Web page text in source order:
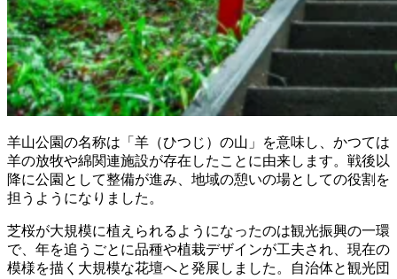
羊山公園の名称は「羊（ひつじ）の山」を意味し、かつては
羊の放牧や綿関連施設が存在したことに由来します。戦後以
降に公園として整備が進み、地域の憩いの場としての役割を
担うようになりました。
芝桜が大規模に植えられるようになったのは観光振興の一環
で、年を追うごとに品種や植栽デザインが工夫され、現在の
模様を描く大規模な花壇へと発展しました。自治体と観光団